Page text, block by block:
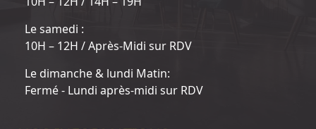
Le samedi :
10H – 12H / Après-Midi sur RDV
Le dimanche & lundi Matin:
Fermé - Lundi après-midi sur RDV